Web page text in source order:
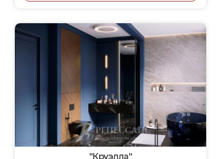
"Круэлла"